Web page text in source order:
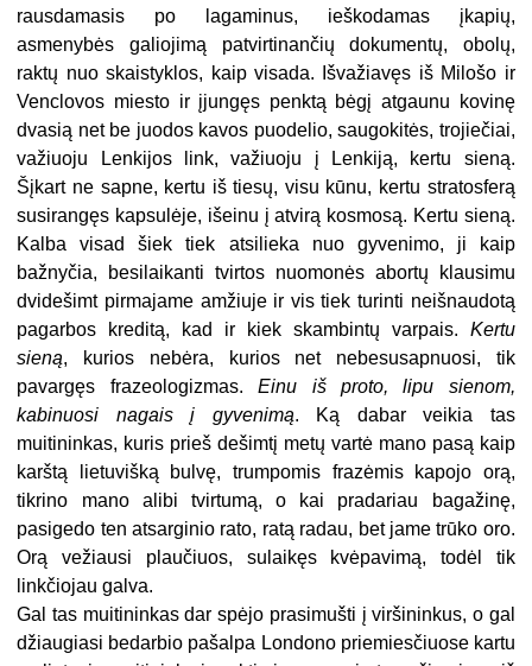
rausdamasis po lagaminus, ieškodamas įkapių,
asmenybės galiojimą patvirtinančių dokumentų, obolų,
raktų nuo skaistyklos, kaip visada. Išvažiavęs iš Milošo ir
Venclovos miesto ir įjungęs penktą bėgį atgaunu kovinę
dvasią net be juodos kavos puodelio, saugokitės, trojiečiai,
važiuoju Lenkijos link, važiuoju į Lenkiją, kertu sieną.
Šįkart ne sapne, kertu iš tiesų, visu kūnu, kertu stratosferą
susirangęs kapsulėje, išeinu į atvirą kosmosą. Kertu sieną.
Kalba visad šiek tiek atsilieka nuo gyvenimo, ji kaip
bažnyčia, besilaikanti tvirtos nuomonės abortų klausimu
dvidešimt pirmajame amžiuje ir vis tiek turinti neišnaudotą
pagarbos kreditą, kad ir kiek skambintų varpais. Kertu
sieną, kurios nebėra, kurios net nebesusapnuosi, tik
pavargęs frazeologizmas.Einu iš proto, lipu sienom,
kabinuosi nagais į gyvenimą. Ką dabar veikia tas
muitininkas, kuris prieš dešimtį metų vartė mano pasą kaip
karštą lietuvišką bulvę, trumpomis frazėmis kapojo orą,
tikrino mano alibi tvirtumą, o kai pradariau bagažinę,
pasigedo ten atsarginio rato, ratą radau, bet jame trūko oro.
Orą vežiausi plaučiuos, sulaikęs kvėpavimą, todėl tik
linkčiojau galva.
Gal tas muitininkas dar spėjo prasimušti į viršininkus, o gal
džiaugiasi bedarbio pašalpa Londono priemiesčiuose kartu